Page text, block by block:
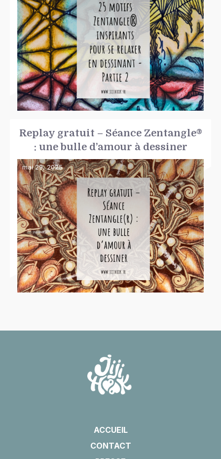
Replay gratuit – Séance Zentangle®
: une bulle d’amour à dessiner
mai 29, 2025
ACCUEIL
CONTACT